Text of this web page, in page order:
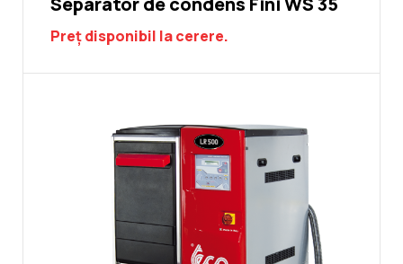
Preț disponibil la cerere.